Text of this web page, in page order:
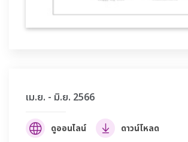
เม.ย. - มิ.ย. 2566
ดูออนไลน์ ดาวน์โหลด